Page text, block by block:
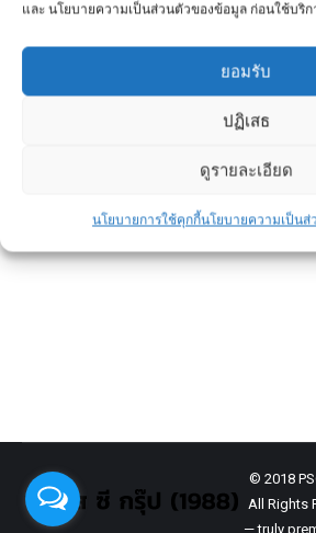
และ นโยบายความเป็นส่วนตัวของข้อมูล ก่อนใช้บริก
ยอมรับ
ปฏิเสธ
ดูรายละเอียด
นโยบายการใช้คุกกี้นโยบายความเป็น
แผ่นพื้นคอนกรีตอัดแรงสำเ
บ้านคือทรัพย์สินชิ้นใหญ่ที่มีมูลค่
ชีวิตของหลายคน
© 2018
All Rights
— truly